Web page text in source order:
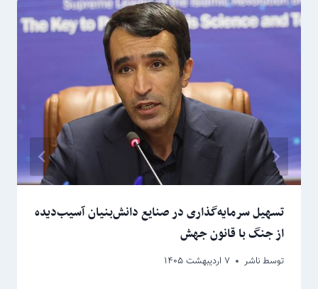
تسهیل سرمایه‌گذاری در صنایع دانش‌بنیان آسیب‌دیده
از جنگ با قانون جهش
توسط ناشر ۷ اردیبهشت ۱۴۰۵